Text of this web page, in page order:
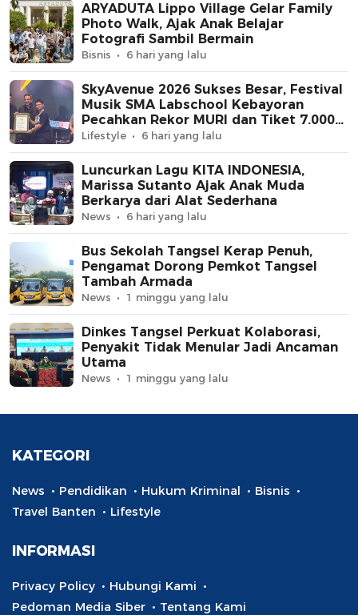
ARYADUTA Lippo Village Gelar Family
Photo Walk, Ajak Anak Belajar
Fotografi Sambil Bermain
Bisnis 6 hari yang lalu
SkyAvenue 2026 Sukses Besar, Festival
Musik SMA Labschool Kebayoran
Pecahkan Rekor MURI dan Tiket 7.000
Ludes Terjual
Lifestyle 6 hari yang lalu
Luncurkan Lagu KITA INDONESIA,
Marissa Sutanto Ajak Anak Muda
Berkarya dari Alat Sederhana
News 6 hari yang lalu
Bus Sekolah Tangsel Kerap Penuh,
Pengamat Dorong Pemkot Tangsel
Tambah Armada
News 1 minggu yang lalu
Dinkes Tangsel Perkuat Kolaborasi,
Penyakit Tidak Menular Jadi Ancaman
Utama
News 1 minggu yang lalu
KATEGORI
News Pendidikan Hukum Kriminal
Bisnis
Travel Banten
Lifestyle
INFORMASI
Privacy Policy
Hubungi Kami
Pedoman Media Siber
Tentang Kami